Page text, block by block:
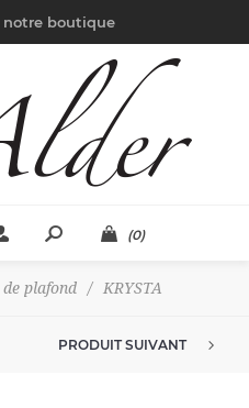
notre boutique
(0)
plafond / KRYSTA
PRODUIT SUIVANT